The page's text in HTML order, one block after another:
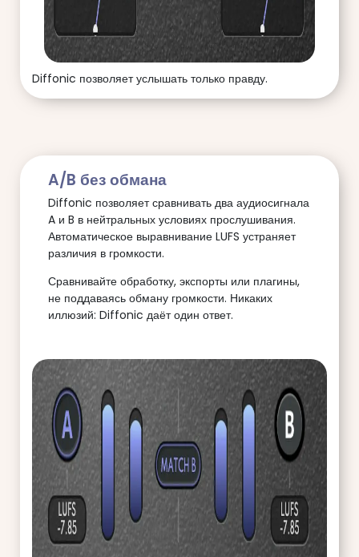
Diffonic позволяет услышать только правду.
A/B без обмана
Diffonic позволяет сравнивать два аудиосигнала
A и B в нейтральных условиях прослушивания.
Автоматическое выравнивание LUFS устраняет
различия в громкости.
Сравнивайте обработку, экспорты или плагины,
не поддаваясь обману громкости. Никаких
иллюзий: Diffonic даёт один ответ.